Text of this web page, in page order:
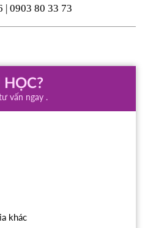
| 0903 80 33 73
vấn ngay .